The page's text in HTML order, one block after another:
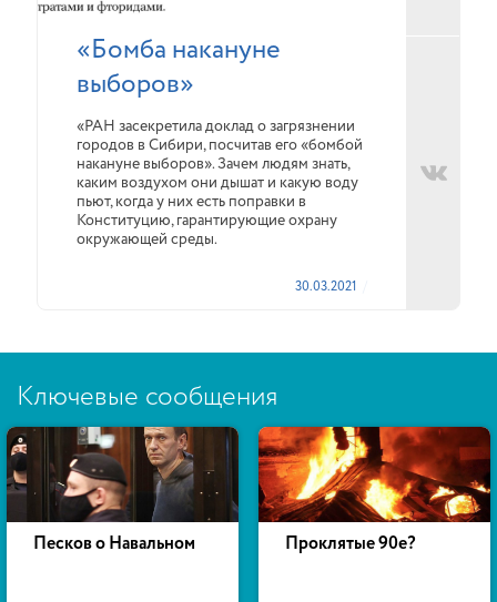
«Бомба накануне
выборов»
«РАН засекретила доклад о загрязнении
городов в Сибири, посчитав его «бомбой
накануне выборов». Зачем людям знать,
каким воздухом они дышат и какую воду
пьют, когда у них есть поправки в
Конституцию, гарантирующие охрану
окружающей среды.
30.03.2021
Ключевые сообщения
Песков о Навальном Проклятые 90е?